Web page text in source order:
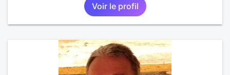
Voir le profil